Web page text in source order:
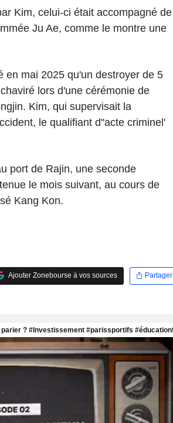
Kim, celui-ci était accompagné de
Ju Ae, comme le montre une
en mai 2025 qu'un destroyer de 5
lors d'une cérémonie de
Kim, qui supervisait la
le qualifiant d''acte criminel'
port de Rajin, une seconde
le mois suivant, au cours de
Kang Kon.
Ajouter Zonebourse à vos sources Partager